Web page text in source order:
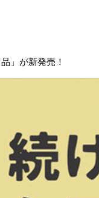
」が新発売！